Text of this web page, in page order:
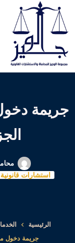
التجاوز
إلى
المحتوى
جريمة
استشارات قانونية
الرئيسية
جريمة دخول